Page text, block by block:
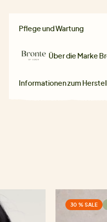
Pflege und Wartung
Über die Marke
Informationen zum
30 % SALE